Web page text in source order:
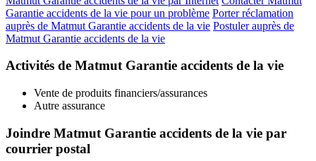
Garantie accidents de la vie pour un problème Porter réclamation
auprès de Matmut Garantie accidents de la vie Postuler auprès de
Matmut Garantie accidents de la vie
Activités de Matmut Garantie accidents de la vie
Vente de produits financiers/assurances
Autre assurance
Joindre Matmut Garantie accidents de la vie par
courrier postal